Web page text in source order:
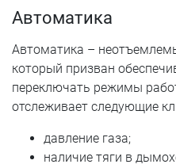
Автоматика
Автоматика –
который призван
переключать режимы
отслеживает следующие
давление газа;
наличие тяги в